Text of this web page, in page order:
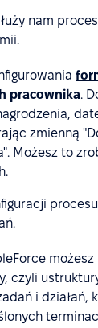
nam
pracownika.
zmienną
Możesz to
czyli
i działań,